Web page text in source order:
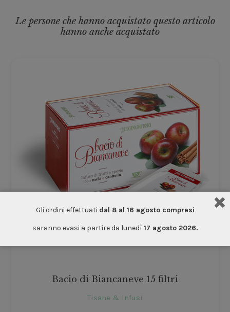
Le persone che hanno acquistato questo articolo
hanno anche acquistato
Bacio di Biancaneve 15 filtri
Tisane & Infusi
Gli ordini effettuati dal 8 al 16 agosto compresi
saranno evasi a partire da lunedì 17 agosto 2026.